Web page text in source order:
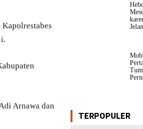
Kapolrestabes
Arnawa dan
TERPOPULER